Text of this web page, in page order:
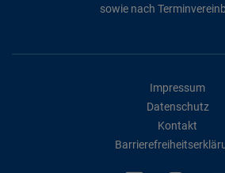
sowie nach
Impressum
Datenschutz
Kontakt